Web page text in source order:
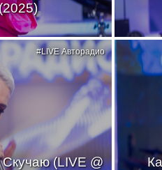
(LIVE @
#LIVE Авторадио